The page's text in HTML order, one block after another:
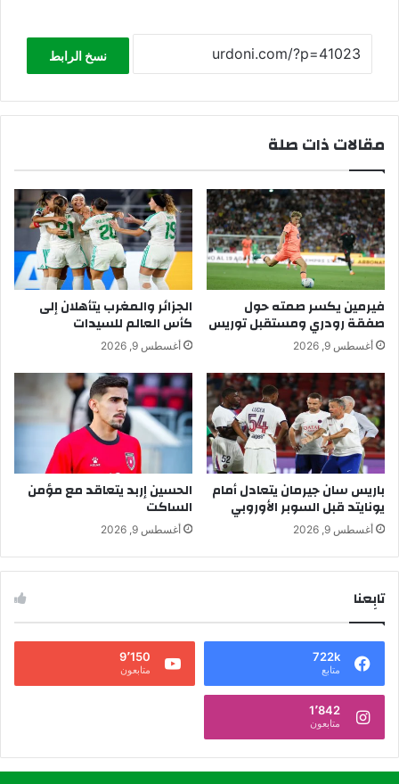
نسخ الرابط
مقالات ذات صلة
فيرمين يكسر صمته حول
صفقة رودري ومستقبل توريس
أغسطس 9, 2026
الجزائر والمغرب يتأهلان إلى
كأس العالم للسيدات
أغسطس 9, 2026
باريس سان جيرمان يتعادل أمام
يونايتد قبل السوبر الأوروبي
أغسطس 9, 2026
الحسين إربد يتعاقد مع مؤمن
الساكت
أغسطس 9, 2026
تابِعنا
722k
متابع
9٬150
متابعون
1٬842
متابعون